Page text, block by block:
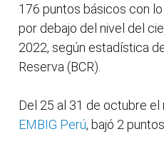
176 puntos básicos con
por debajo del nivel del
2022, según estadística
Reserva (BCR).
Del 25 al 31 de octubre el
EMBIG Perú, bajó 2